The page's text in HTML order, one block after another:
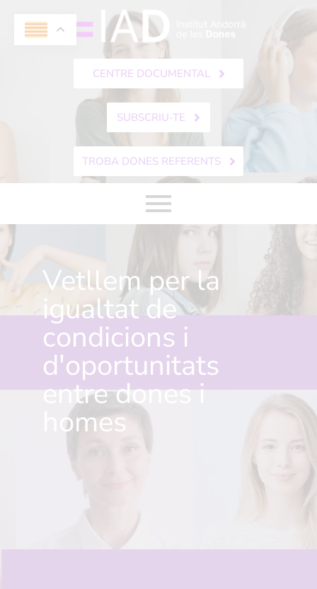
CENTRE DOCUMENTAL
SUBSCRIU-TE
TROBA DONES REFERENTS
Vetllem per la
igualtat de
condicions i
d'oportunitats
entre dones i
homes